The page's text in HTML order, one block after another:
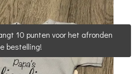
10 punten voor het afronden
bestelling!